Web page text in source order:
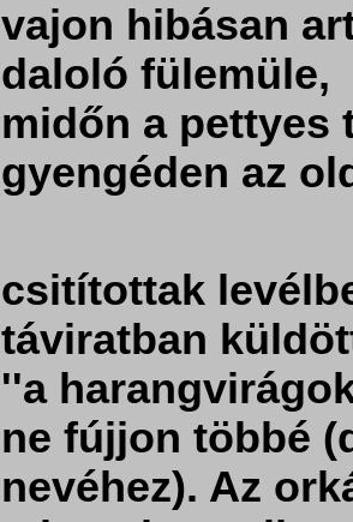
vajon hibásan
daloló fülemüle,
midőn a pettyes
gyengéden az
csitítottak
táviratban
''a
ne fújjon többé
nevéhez). Az